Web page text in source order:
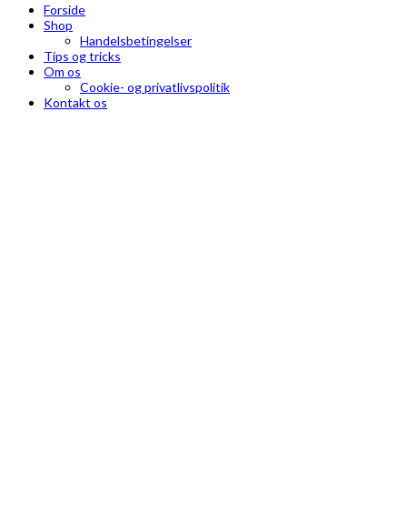
Forside
Shop
Handelsbetingelser
Tips og tricks
Om os
Cookie- og privatlivspolitik
Kontakt os